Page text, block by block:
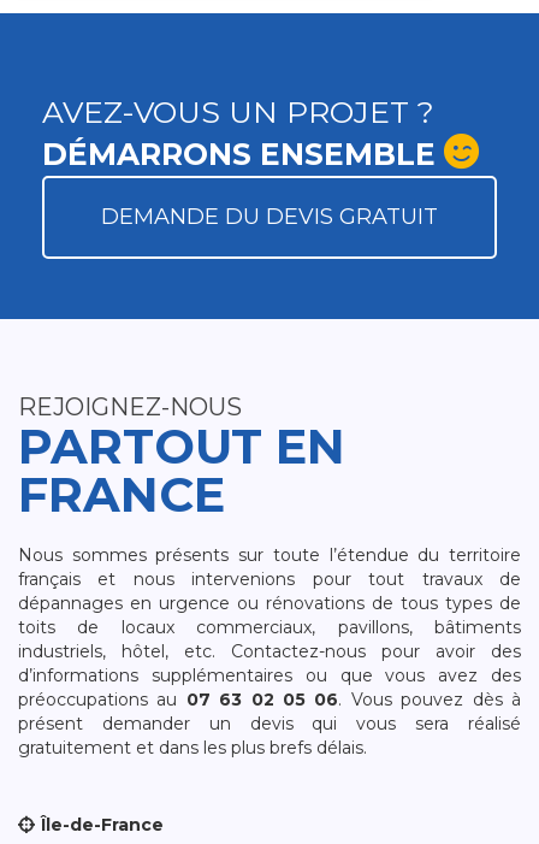
AVEZ-VOUS UN PROJET ?
DÉMARRONS ENSEMBLE
DEMANDE DU DEVIS GRATUIT
REJOIGNEZ-NOUS
PARTOUT EN
FRANCE
Nous sommes présents sur toute l’étendue du territoire
français et nous intervenions pour tout travaux de
dépannages en urgence ou rénovations de tous types de
toits de locaux commerciaux, pavillons, bâtiments
industriels, hôtel, etc. Contactez-nous pour avoir des
d’informations supplémentaires ou que vous avez des
préoccupations au 07 63 02 05 06. Vous pouvez dès à
présent demander un devis qui vous sera réalisé
gratuitement et dans les plus brefs délais.
Île-de-France